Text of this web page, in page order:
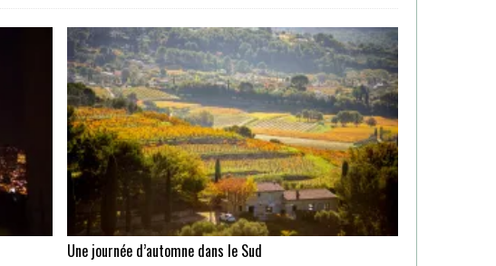
Une journée d’automne dans le Sud